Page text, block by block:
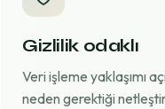
Gizlilik odaklı
Veri işleme yaklaşımı
neden gerektiği